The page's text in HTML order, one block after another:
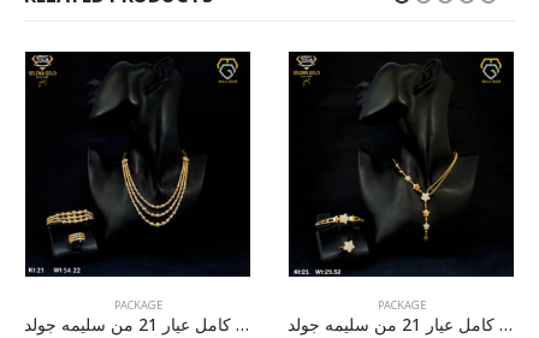
PACKAGE
طقم ذهب كامل عيار 21 من سليمه جولد
PACKAGE
طقم ذهب كامل عيار 21 من سليمه جولد